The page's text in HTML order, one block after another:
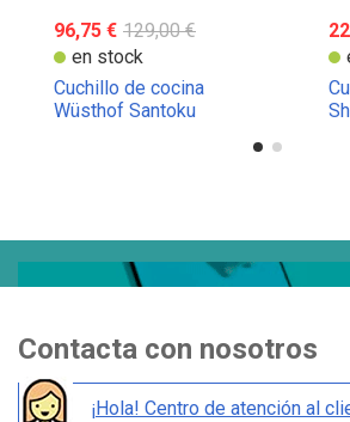
96,75 € 129,00 €
en stock
Cuchillo de cocina
Wüsthof Santoku
Contacta con nosotros
¡Hola! Centro de atención al